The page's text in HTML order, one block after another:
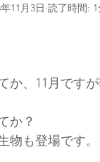
11月3日 読了時間: 1
か、11月です
か？
物も登場です。